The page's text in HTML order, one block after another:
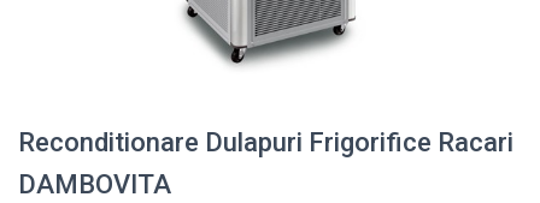
Reconditionare Dulapuri Frigorifice Racari
DAMBOVITA